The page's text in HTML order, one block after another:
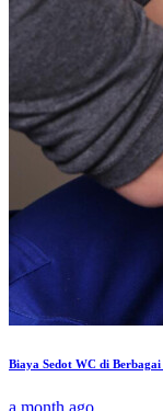
Biaya Sedot WC di
a month ago